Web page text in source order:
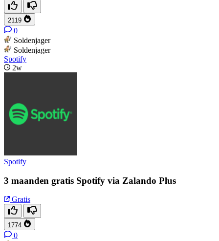
2119
0
Soldenjager
Soldenjager
Spotify
2w
Spotify
3 maanden gratis Spotify via Zalando Plus
Gratis
1774
0